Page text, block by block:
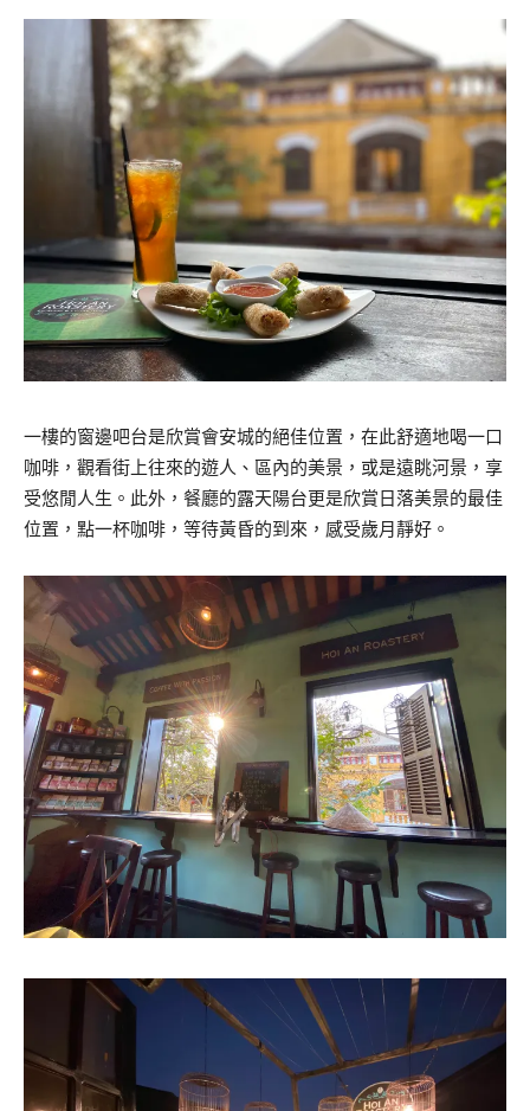
一樓的窗邊吧台是欣賞會安城的絕佳位置，在此舒適地喝一口
咖啡，觀看街上往來的遊人、區內的美景，或是遠眺河景，享
受悠閒人生。此外，餐廳的露天陽台更是欣賞日落美景的最佳
位置，點一杯咖啡，等待黃昏的到來，感受歲月靜好。